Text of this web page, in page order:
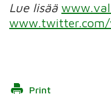
Lue lisää
Print